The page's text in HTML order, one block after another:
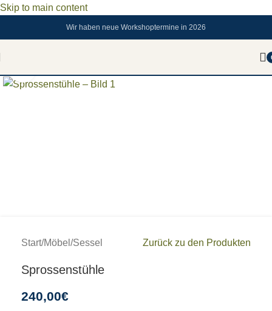
Skip to main content
Wir haben neue Workshoptermine in 2026
Start/Möbel /Sessel Zurück zu den Produkten
Sprossenstühle
240,00€